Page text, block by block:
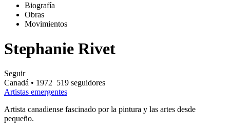
Biografía
Obras
Movimientos
Stephanie Rivet
Seguir
Canadá • 1972 519 seguidores
Artistas emergentes
Artista canadiense fascinado por la pintura y las artes desde
pequeño.